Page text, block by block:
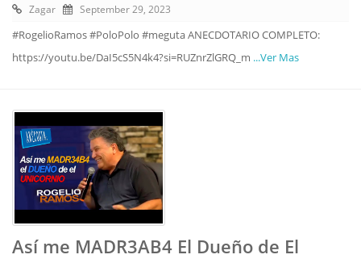
Zagar September 29, 2023
#RogelioRamos #PoloPolo #meguta ANECDOTARIO COMPLETO:
https://youtu.be/DaI5cS5N4k4?si=RUZnrZlGRQ_m ...Ver Mas
Así me MADR3AB4 El Dueño de El